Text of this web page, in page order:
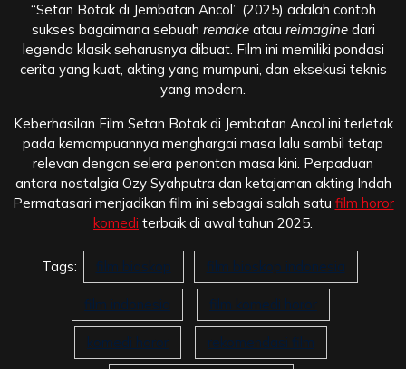
“Setan Botak di Jembatan Ancol” (2025) adalah contoh
sukses bagaimana sebuah remakeatau reimaginedari
legenda klasik seharusnya dibuat. Film ini memiliki pondasi
cerita yang kuat, akting yang mumpuni, dan eksekusi teknis
yang modern.
Keberhasilan Film Setan Botak di Jembatan Ancol ini terletak
pada kemampuannya menghargai masa lalu sambil tetap
relevan dengan selera penonton masa kini. Perpaduan
antara nostalgia Ozy Syahputra dan ketajaman akting Indah
Permatasari menjadikan film ini sebagai salah satu film horor
komedi terbaik di awal tahun 2025.
Tags: film bioskop film bioskop indonesia
film indonesia film komedi horor
komedi horor rekomendasi film